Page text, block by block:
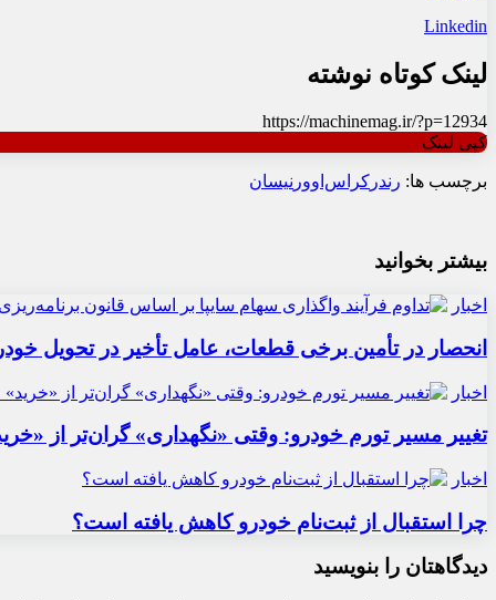
Linkedin
لینک کوتاه نوشته
https://machinemag.ir/?p=12934
کپی لینک
برچسب ها: رندر کراس‌اوور نیسان
بیشتر بخوانید
اخبار
انحصار در تأمین برخی قطعات، عامل تأخیر در تحویل
اخبار
تغییر مسیر تورم خودرو: وقتی «نگهداری» گران‌تر از
اخبار
چرا استقبال از ثبت‌نام خودرو کاهش یافته است؟
دیدگاهتان را بنویسید